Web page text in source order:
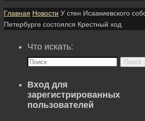
Главная Новости У стен Исаакиевского
Петербурге состоялся Крестный ход
Что искать:
Поиск
Вход для
зарегистрированных
пользователей